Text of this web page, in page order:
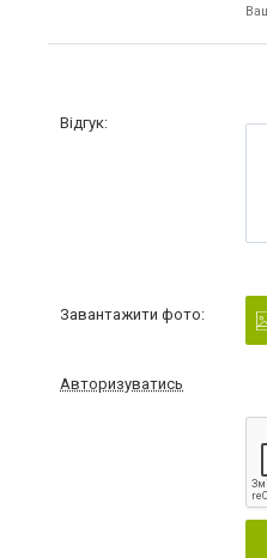
Відгук:
Завантажити фото:
Авторизуватись